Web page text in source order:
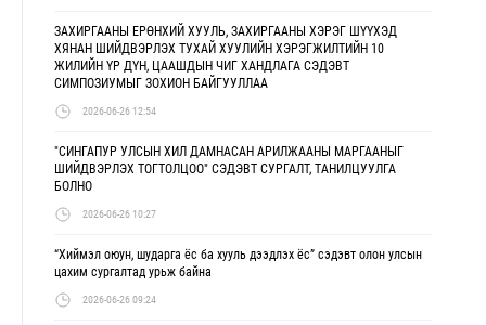
ЗАХИРГААНЫ ЕРӨНХИЙ ХУУЛЬ, ЗАХИРГААНЫ ХЭРЭГ ШҮҮХЭД
ХЯНАН ШИЙДВЭРЛЭХ ТУХАЙ ХУУЛИЙН ХЭРЭГЖИЛТИЙН 10
ЖИЛИЙН ҮР ДҮН, ЦААШДЫН ЧИГ ХАНДЛАГА СЭДЭВТ
СИМПОЗИУМЫГ ЗОХИОН БАЙГУУЛЛАА
2026-06-26 12:54
"СИНГАПУР УЛСЫН ХИЛ ДАМНАСАН АРИЛЖААНЫ МАРГААНЫГ
ШИЙДВЭРЛЭХ ТОГТОЛЦОО" СЭДЭВТ СУРГАЛТ, ТАНИЛЦУУЛГА
БОЛНО
2026-06-26 10:27
“Хиймэл оюун, шударга ёс ба хууль дээдлэх ёс” сэдэвт олон улсын
цахим сургалтад урьж байна
2026-06-26 09:24